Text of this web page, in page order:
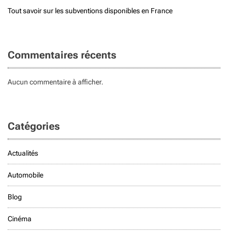
Tout savoir sur les subventions disponibles en France
Commentaires récents
Aucun commentaire à afficher.
Catégories
Actualités
Automobile
Blog
Cinéma